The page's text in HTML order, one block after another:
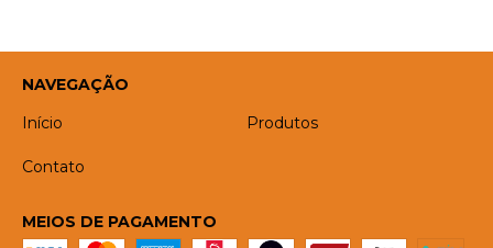
NAVEGAÇÃO
Início
Produtos
Contato
MEIOS DE PAGAMENTO